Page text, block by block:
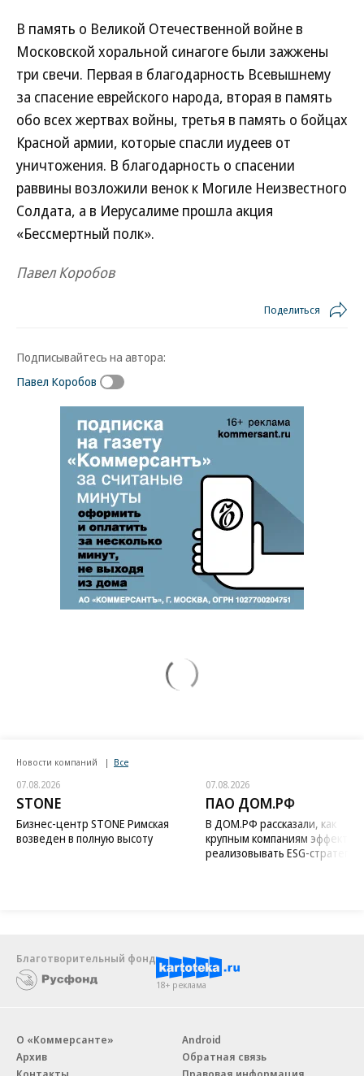
В память о Великой Отечественной войне в
Московской хоральной синагоге были зажжены
три свечи. Первая в благодарность Всевышнему
за спасение еврейского народа, вторая в память
обо всех жертвах войны, третья в память о бойцах
Красной армии, которые спасли иудеев от
уничтожения. В благодарность о спасении
раввины возложили венок к Могиле Неизвестного
Солдата, а в Иерусалиме прошла акция
«Бессмертный полк».
Павел Коробов
Поделиться
Подписывайтесь на автора:
Павел Коробов
Новости компаний Все
07.08.2026
STONE
Бизнес-центр STONE Римская
возведен в полную высоту
07.08.2026
ПАО ДОМ.РФ
В ДОМ.РФ рассказали, как
крупным компаниям
реализовывать ESG-стратегию
Благотворительный фонд
18+ реклама
О «Коммерсанте»
Архив
Android
Обратная связь